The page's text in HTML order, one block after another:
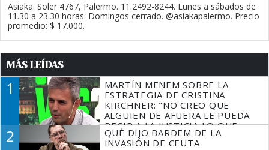
Asiaka. Soler 4767, Palermo. 11.2492-8244. Lunes a sábados de
11.30 a 23.30 horas. Domingos cerrado. @asiakapalermo. Precio
promedio: $ 17.000.
MÁS LEÍDAS
1
MARTÍN MENEM SOBRE LA
ESTRATEGIA DE CRISTINA
KIRCHNER: "NO CREO QUE
ALGUIEN DE AFUERA LE PUEDA
DECIR A LA JUSTICIA LO QUE
TIENE QUE HACER"
2
QUÉ DIJO BARDEM DE LA
INVASIÓN DE CEUTA